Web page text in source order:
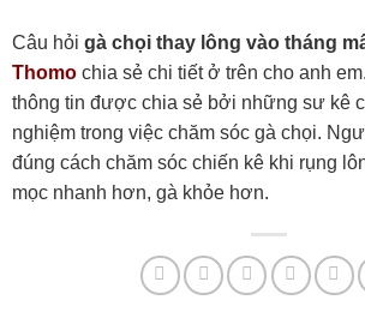
Câu hỏi gà chọi thay lông vào tháng
Thomo chia sẻ chi tiết ở trên cho anh
thông tin được chia sẻ bởi những sư kê
nghiệm trong việc chăm sóc gà chọi.
đúng cách chăm sóc chiến kê khi rụng
mọc nhanh hơn, gà khỏe hơn.